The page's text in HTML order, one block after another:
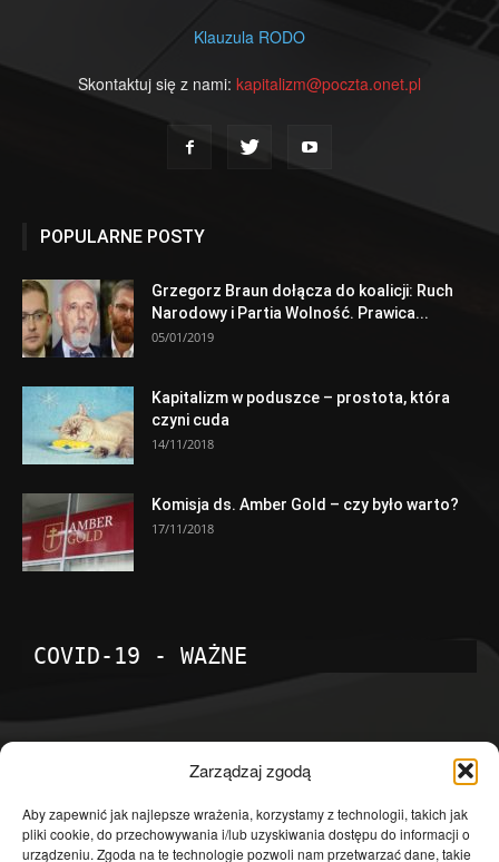
Zarządzaj zgodą
Aby zapewnić jak najlepsze wrażenia, korzystamy z technologii, takich jak
pliki cookie, do przechowywania i/lub uzyskiwania dostępu do informacji o
urządzeniu. Zgoda na te technologie pozwoli nam przetwarzać dane, takie
Klauzula RODO
Skontaktuj się z nami: kapitalizm@poczta.onet.pl
POPULARNE POSTY
Grzegorz Braun dołącza do koalicji: Ruch
Narodowy i Partia Wolność. Prawica...
05/01/2019
Kapitalizm w poduszce – prostota, która
czyni cuda
14/11/2018
Komisja ds. Amber Gold – czy było warto?
17/11/2018
COVID-19 - WAŻNE
Temat dnia
4601
Publicystyka
4363